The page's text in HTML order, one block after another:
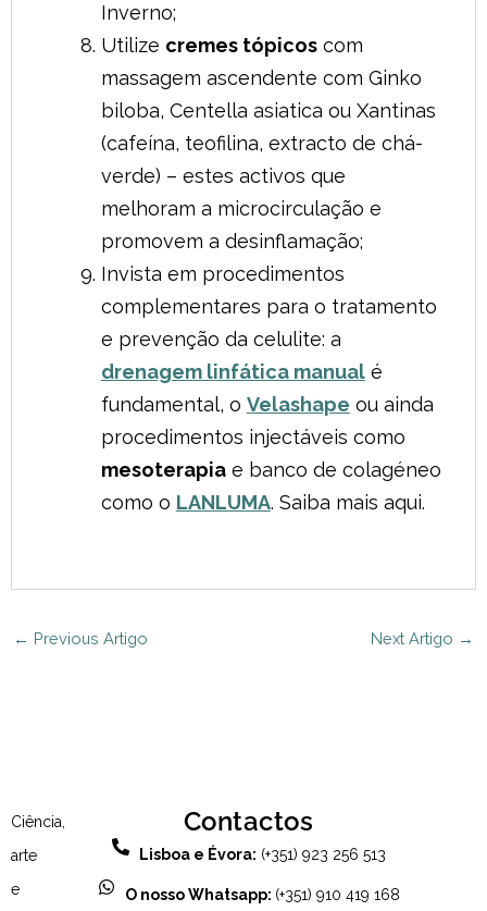
Inverno;
Utilize cremes tópicoscom
massagem ascendente com Ginko
biloba, Centella asiatica ou Xantinas
(cafeína, teofilina, extracto de chá-
verde) – estes activos que
melhoram a microcirculação e
promovem a desinflamação;
Invista em procedimentos
complementares para o tratamento
e prevenção da celulite: a
drenagem linfática manualé
fundamental, o Velashape ou ainda
procedimentos injectáveis como
mesoterapiae banco de colagéneo
como o LANLUMA. Saiba mais aqui.
← Previous Artigo Next Artigo →
Ciência,
arte
e
Contactos
Lisboa e Évora: (+351) 923 256 513
O nosso Whatsapp: (+351) 910 419 168